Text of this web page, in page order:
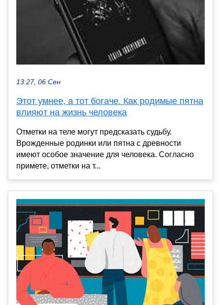
13:27, 06 Сен
Этот умнее, а тот богаче. Как родимые пятна
влияют на жизнь человека
Отметки на теле могут предсказать судьбу.
Врожденные родинки или пятна с древности
имеют особое значение для человека. Согласно
примете, отметки на т...